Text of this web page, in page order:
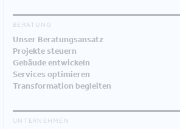
BERATUNG
Unser Beratungsansatz
Projekte steuern
Gebäude entwickeln
Services optimieren
Transformation begleiten
UNTERNEHMEN